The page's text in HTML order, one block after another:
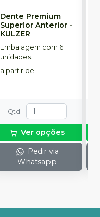
Dente Premium
Superior Anterior-
KULZER
Embalagem com 6
unidades.
a partir de:
Qtd :
Ver opções
Pedir via
Whatsapp